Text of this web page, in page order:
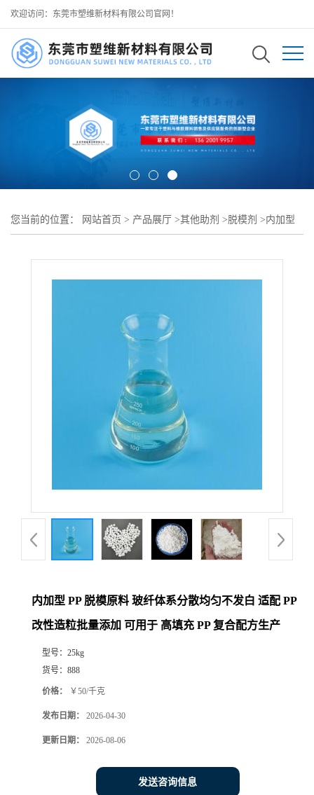
欢迎访问：东莞市塑维新材料有限公司官网！
您当前的位置： 网站首页 > 产品展厅 >其他助剂 >脱模剂 >内加型
内加型 PP 脱模原料 玻纤体系分散均匀不发白 适配 PP
改性造粒批量添加 可用于 高填充 PP 复合配方生产
型号： 25kg
货号： 888
价格： ￥50/千克
发布日期： 2026-04-30
更新日期： 2026-08-06
发送咨询信息